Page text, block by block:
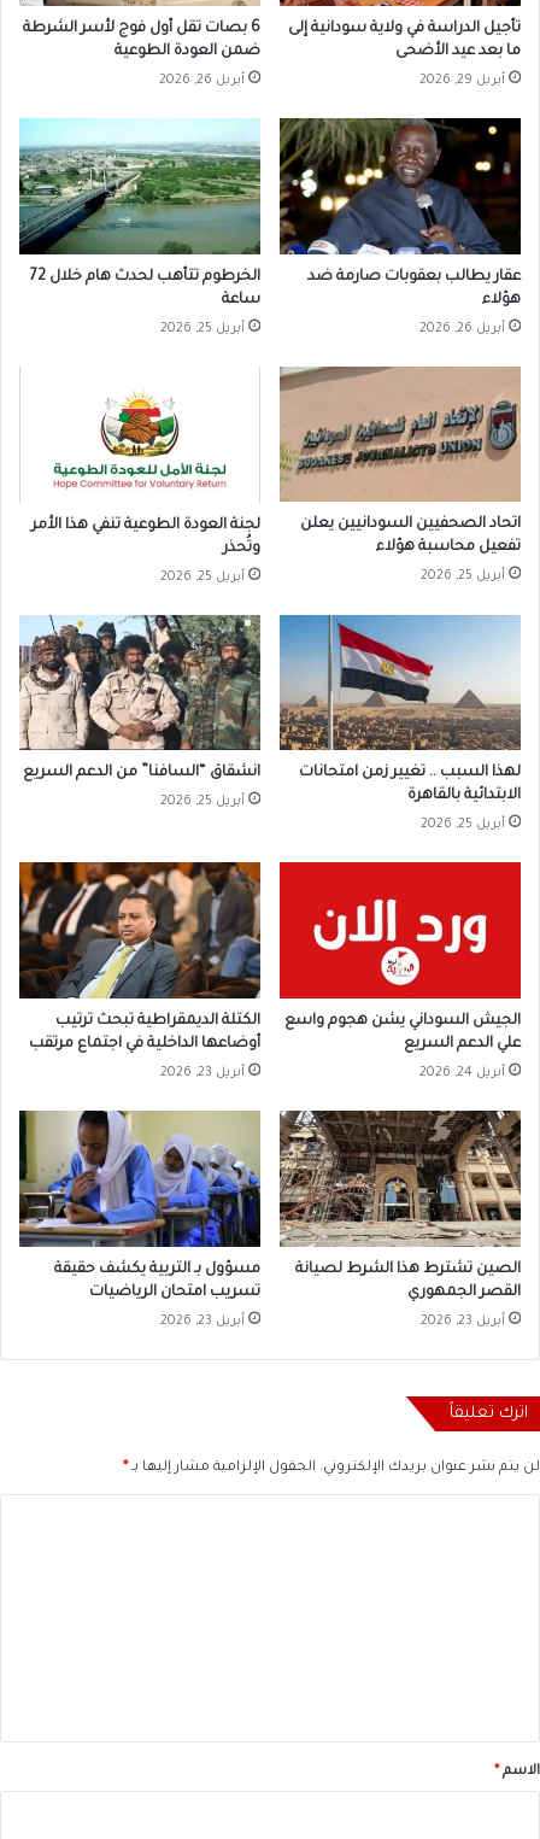
تأجيل الدراسة في ولاية سودانية إلى
ما بعد عيد الأضحى
أبريل 29, 2026
6 بصات تقل أول فوج لأسر الشرطة
ضمن العودة الطوعية
أبريل 26, 2026
عقار يطالب بعقوبات صارمة ضد
هؤلاء
أبريل 26, 2026
الخرطوم تتأهب لحدث هام خلال 72
ساعة
أبريل 25, 2026
اتحاد الصحفيين السودانيين يعلن
تفعيل محاسبة هؤلاء
أبريل 25, 2026
لجنة العودة الطوعية تنفي هذا الأمر
وتُحذر
أبريل 25, 2026
لهذا السبب .. تغيير زمن امتحانات
الابتدائية بالقاهرة
أبريل 25, 2026
انشقاق “السافنا” من الدعم السريع
أبريل 25, 2026
الجيش السوداني يشن هجوم واسع
علي الدعم السريع
أبريل 24, 2026
الكتلة الديمقراطية تبحث ترتيب
أوضاعها الداخلية في اجتماع مرتقب
أبريل 23, 2026
الصين تشترط هذا الشرط لصيانة
القصر الجمهوري
أبريل 23, 2026
مسؤول بـ التربية يكشف حقيقة
تسريب امتحان الرياضيات
أبريل 23, 2026
اترك تعليقاً
لن يتم نشر عنوان بريدك الإلكتروني. الحقول الإلزامية مشار إليها بـ *
*الاسم *